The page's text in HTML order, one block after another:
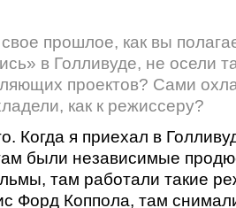
прошлое, как вы
в Голливуде, не осели
проектов? Сами
как к режиссеру?
Когда я приехал в
были независимые
там работали такие
Форд Коппола, там